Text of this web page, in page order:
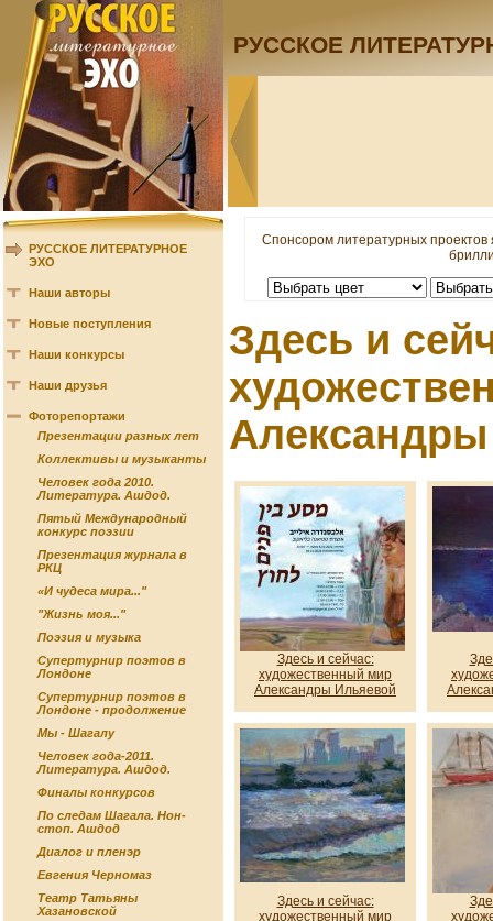
РУССКОЕ
РУССКОЕ ЛИТЕРАТУРНОЕ
ЭХО
Наши авторы
Новые поступления
Наши конкурсы
Наши друзья
Фоторепортажи
Презентации разных лет
Коллективы и музыканты
Человек года 2010.
Литература. Ашдод.
Пятый Международный
конкурс поэзии
Презентация журнала в
РКЦ
«И чудеса мира..."
"Жизнь моя..."
Поэзия и музыка
Супертурнир поэтов в
Лондоне
Супертурнир поэтов в
Лондоне - продолжение
Мы - Шагалу
Человек года-2011.
Литература. Ашдод.
Финалы конкурсов
По следам Шагала. Нон-
стоп. Ашдод
Диалог и пленэр
Евгения Черномаз
Театр Татьяны
Хазановской
Спонсором литературных
Здесь и
Здесь и сейчас:
художественный мир
Александры Ильяевой
Здесь и сейчас:
художественный мир